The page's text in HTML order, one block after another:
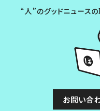
“人”のグッドニュース
お問い合